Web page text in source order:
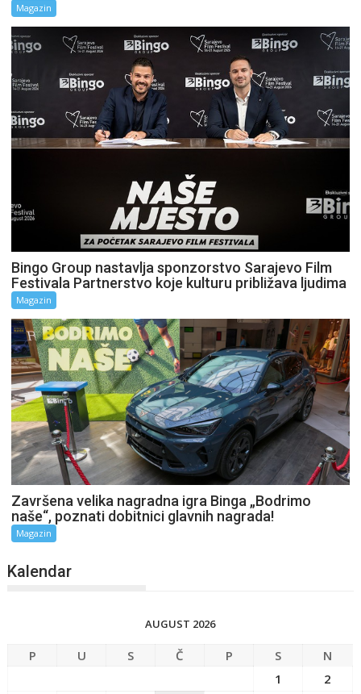
Magazin
Bingo Group nastavlja sponzorstvo Sarajevo Film
Festivala Partnerstvo koje kulturu približava ljudima
Magazin
Završena velika nagradna igra Binga „Bodrimo
naše“, poznati dobitnici glavnih nagrada!
Magazin
Kalendar
AUGUST 2026
P U S Č P S
N
1
2